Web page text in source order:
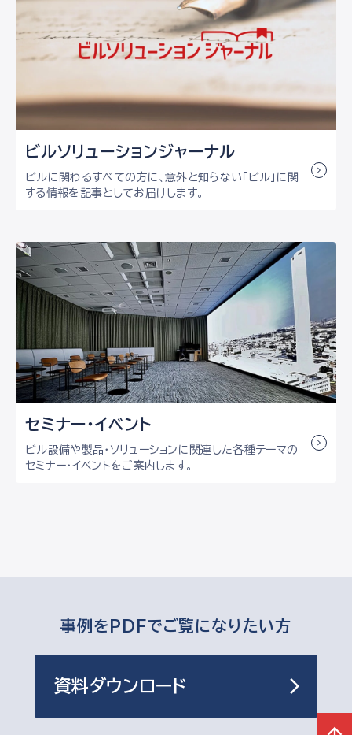
ビルソリューションジャーナル
ビルに関わるすべての方に、意外と知らない「ビル」に関
する情報を記事としてお届けします。
セミナー・イベント
ビル設備や製品・ソリューションに関連した各種テーマの
セミナー・イベントをご案内します。
事例をPDFでご覧になりたい方
資料ダウンロード